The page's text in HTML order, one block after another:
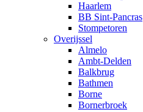
Haarlem
BB Sint-Pancras
Stompetoren
Overijssel
Almelo
Ambt-Delden
Balkbrug
Bathmen
Borne
Bornerbroek